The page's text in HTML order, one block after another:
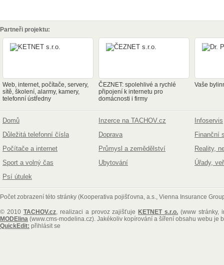
Partneři projektu:
Web, internet, počítače, servery,
sítě, školení, alarmy, kamery,
telefonní ústředny
ČEZNET: spolehlivé a rychlé
připojení k internetu pro
domácnosti i firmy
Vaše
Domů Inzerce na TACHOV.cz
Infoservis
Důležitá telefonní čísla
Doprava
Finanční
Počítače a internet
Průmysl a zemědělství
Reality,
Sport a volný čas
Ubytování
Úřady,
Psí útulek
Počet zobrazení této stránky (Kooperativa pojišťovna, a.s., Vienna Insurance
© 2010 TACHOV.cz, realizaci a provoz zajišťuje KETNET s.r.o. (www stránky,
MODElina (www.cms-modelina.cz). Jakékoliv kopírování a šíření obsahu webu je
QuickEdit: přihlásit se